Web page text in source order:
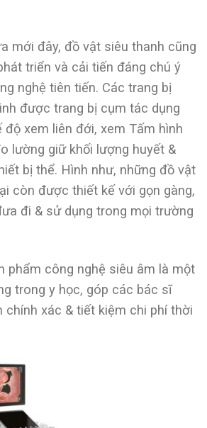
mới đây, đồ vật siêu thanh cũng
triển và cải tiến đáng chú ý
nghệ tiên tiến. Các trang bị
được trang bị cụm tác dụng
độ xem liên đới, xem Tấm hình
lường giữ khối lượng huyết &
bị thể. Hình như, những đồ vật
còn được thiết kế với gọn gàng,
đi & sử dụng trong mọi trường
phẩm công nghệ siêu âm là một
trong y học, góp các bác sĩ
chính xác & tiết kiệm chi phí thời